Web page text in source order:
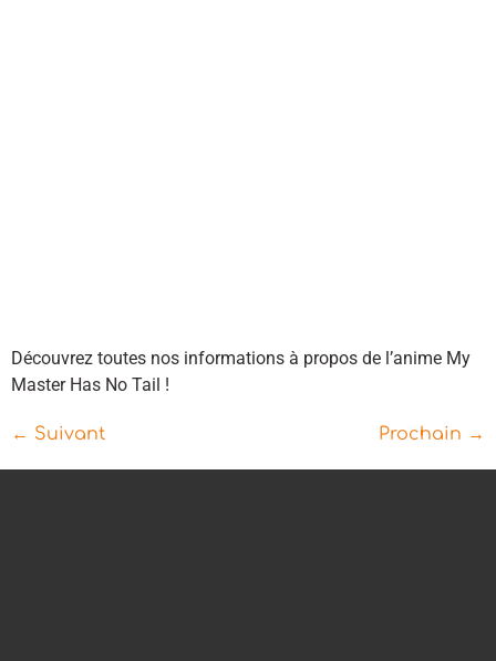
Découvrez toutes nos informations à propos de l’anime My
Master Has No Tail !
← Suivant Prochain →